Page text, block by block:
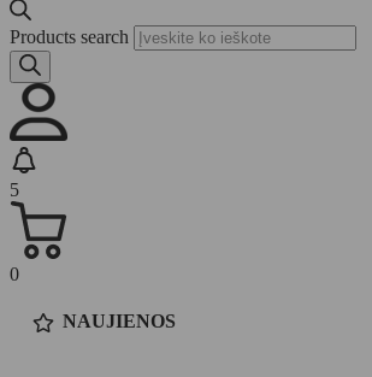
Products search
5
0
NAUJIENOS